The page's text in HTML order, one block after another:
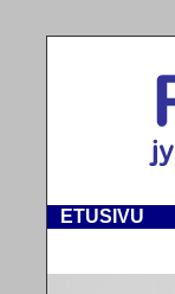
ETUSIVU